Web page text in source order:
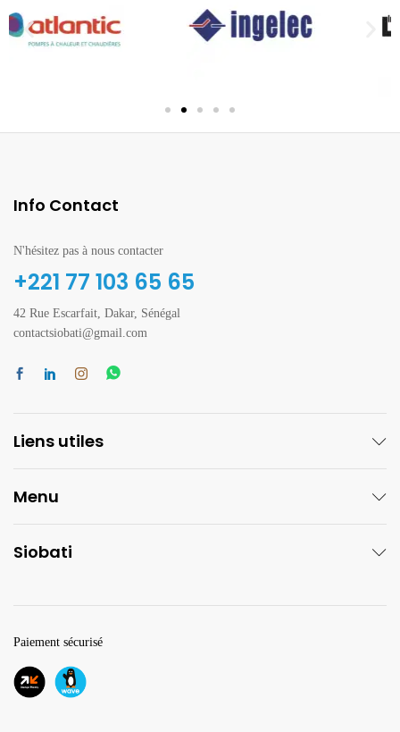
Info Contact
N'hésitez pas à nous contacter
+221 77 103 65 65
42 Rue Escarfait, Dakar, Sénégal
contactsiobati@gmail.com
Liens utiles
Menu
Siobati
Paiement sécurisé